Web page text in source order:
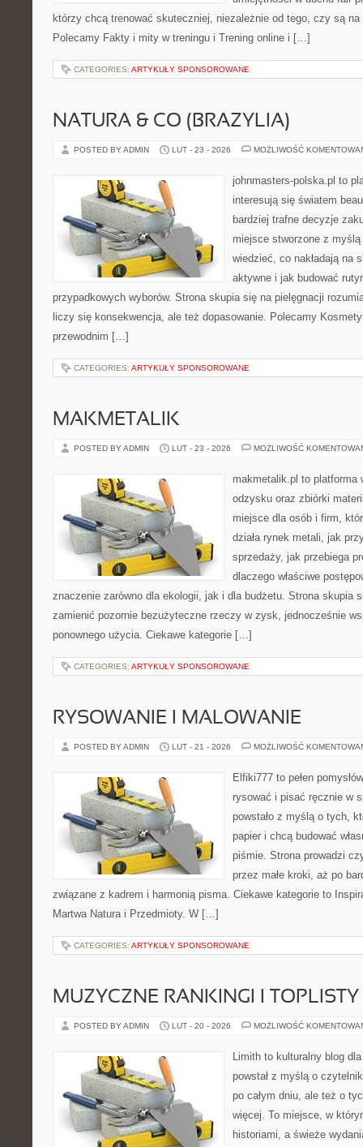
którzy chcą trenować skuteczniej, niezależnie od tego, czy są na
Polecamy Fakty i mity w treningu i Trening online i […]
CATEGORIES: ARTYKUŁY SPONSOROWANE
NATURA & CO (BRAZYLIA)
POSTED BY ADMIN LUT - 23 - 2026 MOŻLIWOŚĆ
johnmasters-polska.pl to
interesują się światem
bardziej trafne decyzje
miejsce stworzone z
wiedzieć, co nakładają na
aktywne i jak budować
przypadkowych wyborów. Strona skupia się na pielęgnacji
liczy się konsekwencja, ale też dopasowanie. Polecamy
przewodnim […]
CATEGORIES: ARTYKUŁY SPONSOROWANE
MAKMETALIK
POSTED BY ADMIN LUT - 23 - 2026 MOŻLIWOŚĆ
makmetalik.pl to platforma
odzysku oraz zbiórki
miejsce dla osób i firm,
działa rynek metali, jak
sprzedaży, jak przebiega
dlaczego właściwe
znaczenie zarówno dla ekologii, jak i dla budżetu. Strona skupia
zamienić pozornie bezużyteczne rzeczy w zysk, jednocześnie
ponownego użycia. Ciekawe kategorie […]
CATEGORIES: ARTYKUŁY SPONSOROWANE
RYSOWANIE I MALOWANIE
POSTED BY ADMIN LUT - 21 - 2026 MOŻLIWOŚĆ
Elfiki777 to pełen
rysować i pisać ręcznie w
powstało z myślą o tych,
papier i chcą budować
piśmie. Strona prowadzi
przez małe kroki, aż po
związane z kadrem i harmonią pisma. Ciekawe kategorie to
Martwa Natura i Przedmioty. W […]
CATEGORIES: ARTYKUŁY SPONSOROWANE
MUZYCZNE RANKINGI I TOPLISTY
POSTED BY ADMIN LUT - 20 - 2026 MOŻLIWOŚĆ
Limith to kulturalny blog
powstał z myślą o
po całym dniu, ale też o
więcej. To miejsce, w
historiami, a świeże